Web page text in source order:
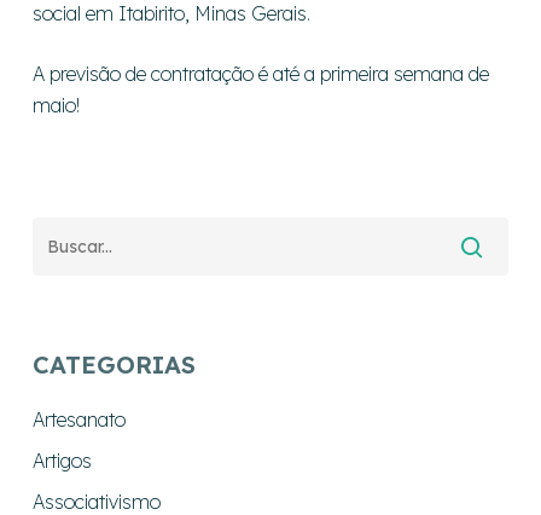
social em Itabirito, Minas Gerais.
A previsão de contratação é até a primeira semana de
maio!
CATEGORIAS
Artesanato
Artigos
Associativismo